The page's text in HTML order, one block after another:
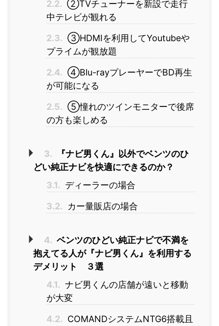
2.2. ②TVチューナーを新設で走行
中テレビが観れる
2.3. ③HDMIを利用してYoutubeや
プライムが観放題
2.4. ④Blu-rayプレーヤーでBD再生
が可能になる
2.5. ⑤憧れのツインモニターで後席
の方も楽しめる
3.
『ナビ男くん』以外でベンツのひ
どい純正ナビを快適にできるのか？
3.1. ディーラーの場合
3.2. カー量販店の場合
4. ベンツのひどい純正ナビで不満を
抱えてる人が『ナビ男くん』を利用する
デメリット ３選
4.1. ナビ男くんの店舗が遠いと移動
が大変
4.2. COMANDシステムNTG6搭載且